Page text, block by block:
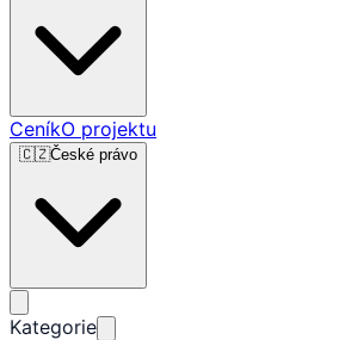
CeníkO projektu
🇨🇿České právo
Kategorie